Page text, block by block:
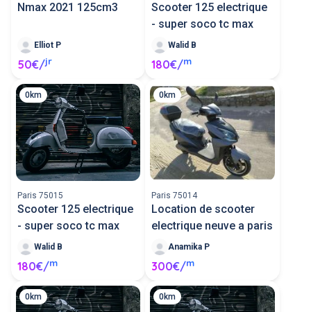
Nmax 2021 125cm3
Elliot P
50€/jr
Scooter 125 electrique
- super soco tc max
Walid B
180€/m
0km
Paris 75015
Scooter 125 electrique
- super soco tc max
Walid B
180€/m
0km
Paris 75014
Location de scooter
electrique neuve a paris
Anamika P
300€/m
0km 0km